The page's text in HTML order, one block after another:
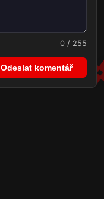
0 / 255
Odeslat komentář